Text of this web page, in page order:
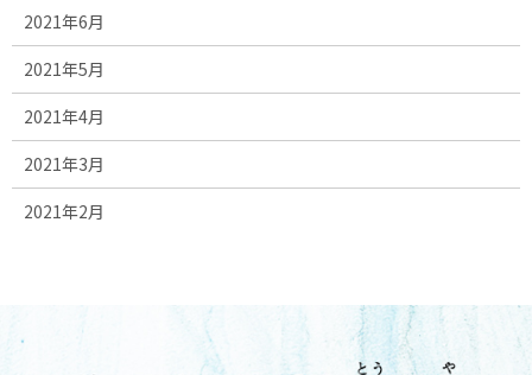
2021年6月
2021年5月
2021年4月
2021年3月
2021年2月